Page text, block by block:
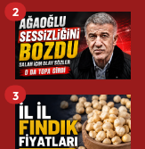
2
3